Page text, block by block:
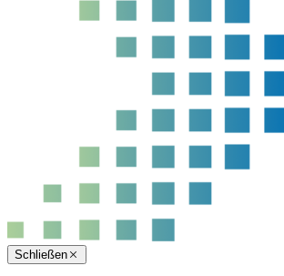
Schließen